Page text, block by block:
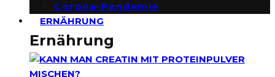
Corona-Pandemie
ERNÄHRUNG
Ernährung